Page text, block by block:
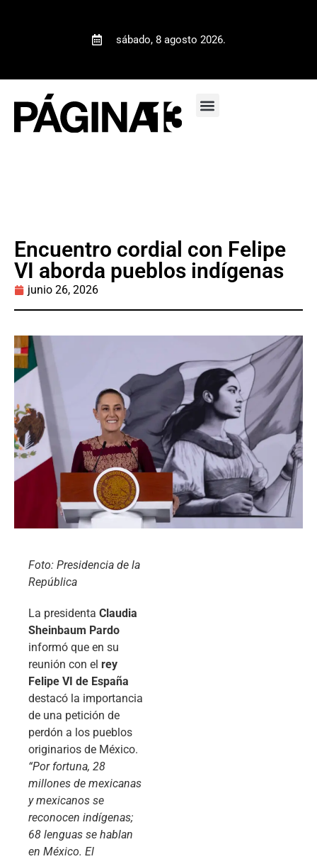
sábado, 8 agosto 2026.
Encuentro cordial con Felipe
VI aborda pueblos indígenas
junio 26, 2026
Foto: Presidencia de la
República
La presidenta Claudia
Sheinbaum Pardo
informó que en su
reunión con el rey
Felipe VI de España
destacó la importancia
de una petición de
perdón a los pueblos
originarios de México.
“Por fortuna, 28
millones de mexicanas
y mexicanos se
reconocen indígenas;
68 lenguas se hablan
en México. El